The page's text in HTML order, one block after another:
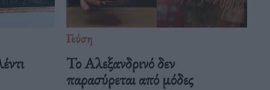
Γεύση
Το Αλεξανδρινό δεν
παρασύρεται από μόδες